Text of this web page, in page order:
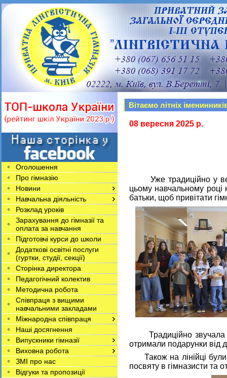
Оголошення
Про гімназію
Новини
Навчальна діяльність
Розклад уроків
Зарахування до гімназії та
оплата за навчання
Підготовчі курси до школи
Додаткові освітні послуги
(гуртки, студії, секції)
Сторінка директора
Педагогічний колектив
Методична робота
Співпраця з вищими
навчальними закладами
Міжнародна співпраця
Наші досягнення
Випускники гімназії
Виховна робота
ЗМІ про нас
Відгуки та пропозиції
Вітаємо літніх
08 вересня2025р.
Уже традиційно у
цьому навчальному році
батьки, щоб привітати
Традиційно звучала
отримали подарунки від
Також на лінійці були
посвяту в гімназисти та